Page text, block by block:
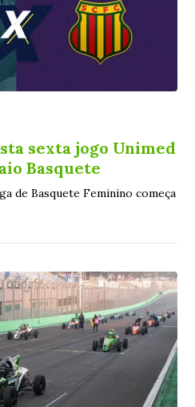
sexta jogo Unimed
Basquete
de Basquete Feminino começa